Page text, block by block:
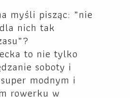
myśli pisząc: „nie
nich tak
to nie tylko
soboty i
modnym i
rowerku w